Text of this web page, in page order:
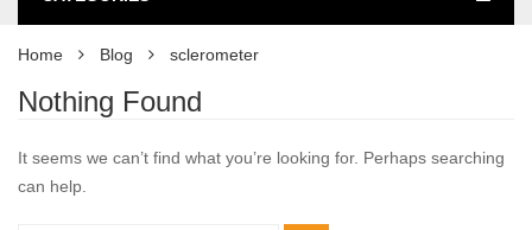
Home Blog sclerometer
Nothing Found
It seems we can’t find what you’re looking for. Perhaps searching
can help.